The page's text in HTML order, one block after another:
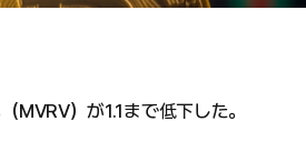
MVRV）が1.1まで低下した。